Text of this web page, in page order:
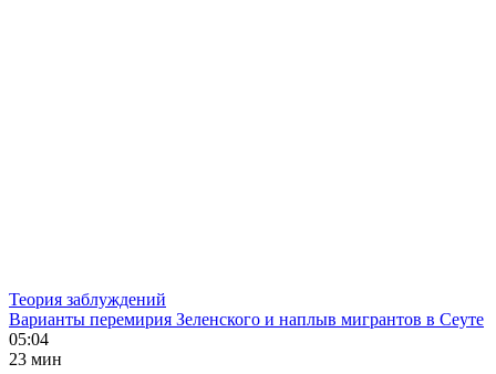
Теория заблуждений
Варианты перемирия Зеленского и наплыв мигрантов в Сеуте
05:04
23 мин